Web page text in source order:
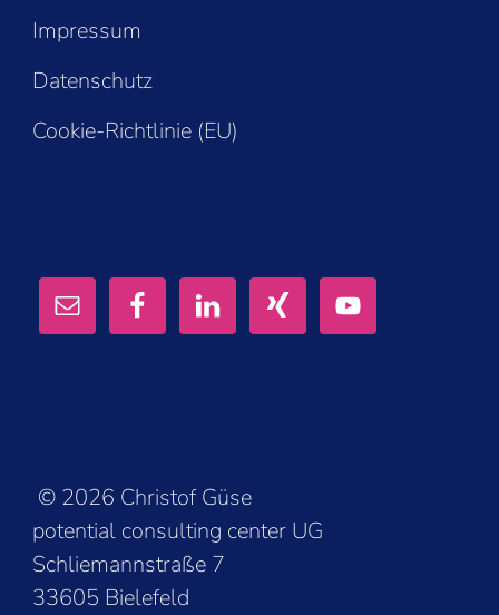
Impressum
Datenschutz
Cookie-Richtlinie (EU)
© 2026 Christof Güse
potential consulting center UG
Schliemannstraße 7
33605 Bielefeld